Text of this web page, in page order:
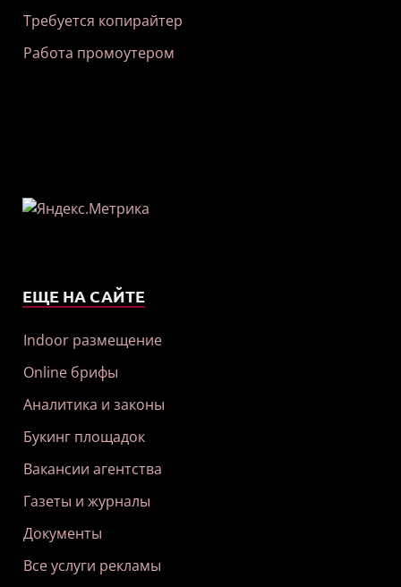
Требуется копирайтер
Работа промоутером
ЕЩЕ НА САЙТЕ
Indoor размещение
Online брифы
Аналитика и законы
Букинг площадок
Вакансии агентства
Газеты и журналы
Документы
Все услуги рекламы